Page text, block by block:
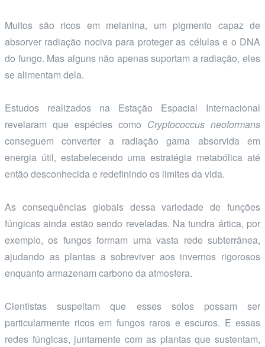
Muitos são ricos em melanina, um pigmento capaz de
absorver radiação nociva para proteger as células e o DNA
do fungo. Mas alguns não apenas suportam a radiação, eles
se alimentam dela.
Estudos realizados na Estação Espacial Internacional
revelaram que espécies como Cryptococcus neoformans
conseguem converter a radiação gama absorvida em
energia útil, estabelecendo uma estratégia metabólica até
então desconhecida e redefinindo os limites da vida.
As consequências globais dessa variedade de funções
fúngicas ainda estão sendo reveladas. Na tundra ártica, por
exemplo, os fungos formam uma vasta rede subterrânea,
ajudando as plantas a sobreviver aos invernos rigorosos
enquanto armazenam carbono da atmosfera.
Cientistas suspeitam que esses solos possam ser
particularmente ricos em fungos raros e escuros. E essas
redes fúngicas, juntamente com as plantas que sustentam,